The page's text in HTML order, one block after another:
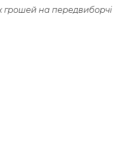
грошей на передвиборчі